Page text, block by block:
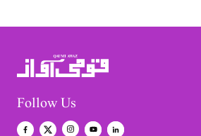
Follow Us